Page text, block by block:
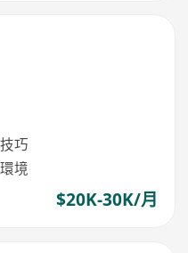
巧
境
$20K-30K/月